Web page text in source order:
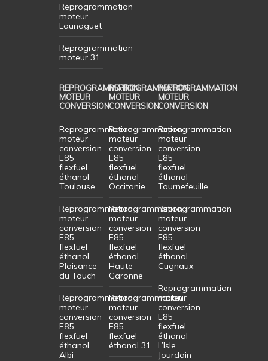
Reprogrammation
moteur
Launaguet
Reprogrammation
moteur 31
REPROGRAMMATION
MOTEUR
CONVERSION
Reprogrammation
moteur
conversion
E85
flexfuel
éthanol
Toulouse
Reprogrammation
moteur
conversion
E85
flexfuel
éthanol
Plaisance
du Touch
Reprogrammation
moteur
conversion
E85
flexfuel
éthanol
Albi
REPROGRAMMATION
MOTEUR
CONVERSION
Reprogrammation
moteur
conversion
E85
flexfuel
éthanol
Occitanie
Reprogrammation
moteur
conversion
E85
flexfuel
éthanol
Haute
Garonne
Reprogrammation
moteur
conversion
E85
flexfuel
éthanol 31
REPROGRAMMATION
MOTEUR
CONVERSION
Reprogrammation
moteur
conversion
E85
flexfuel
éthanol
Tournefeuille
Reprogrammation
moteur
conversion
E85
flexfuel
éthanol
Cugnaux
Reprogrammation
moteur
conversion
E85
flexfuel
éthanol
L’Isle
Jourdain